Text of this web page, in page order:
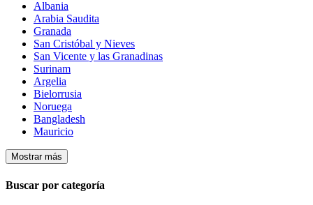
Albania
Arabia Saudita
Granada
San Cristóbal y Nieves
San Vicente y las Granadinas
Surinam
Argelia
Bielorrusia
Noruega
Bangladesh
Mauricio
Mostrar más
Buscar por categoría